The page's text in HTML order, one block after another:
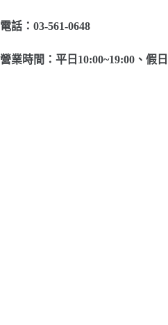
電話：03-561-0648
營業時間：平日10:00~19:00、假